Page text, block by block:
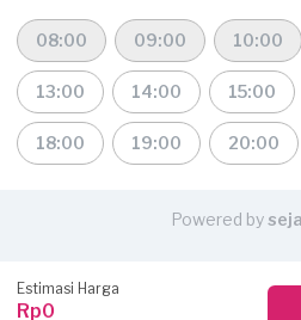
08:00 09:00 10:00
13:00 14:00 15:00
18:00 19:00 20:00
Powered by
Estimasi Harga
Rp0